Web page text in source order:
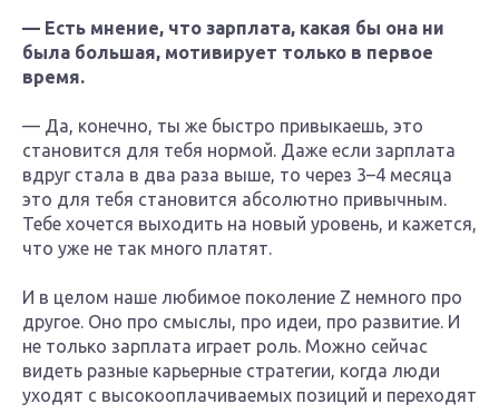
— Есть мнение, что зарплата, какая бы она ни
была большая, мотивирует только в первое
время.
— Да, конечно, ты же быстро привыкаешь, это
становится для тебя нормой. Даже если зарплата
вдруг стала в два раза выше, то через 3–4 месяца
это для тебя становится абсолютно привычным.
Тебе хочется выходить на новый уровень, и кажется,
что уже не так много платят.
И в целом наше любимое поколение Z немного про
другое. Оно про смыслы, про идеи, про развитие. И
не только зарплата играет роль. Можно сейчас
видеть разные карьерные стратегии, когда люди
уходят с высокооплачиваемых позиций и переходят